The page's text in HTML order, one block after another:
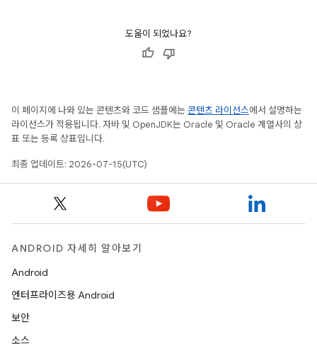
도움이 되었나요?
이 페이지에 나와 있는 콘텐츠와 코드 샘플에는 콘텐츠 라이선스에서 설명하는
라이선스가 적용됩니다. 자바 및 OpenJDK는 Oracle 및 Oracle 계열사의 상
표 또는 등록 상표입니다.
최종 업데이트: 2026-07-15(UTC)
ANDROID 자세히 알아보기
Android
엔터프라이즈용 Android
보안
소스